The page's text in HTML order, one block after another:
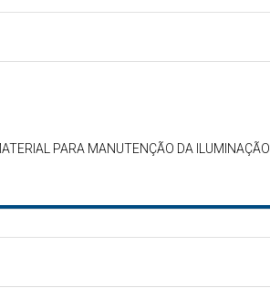
PARA MANUTENÇÃO DA ILUMINAÇÃO